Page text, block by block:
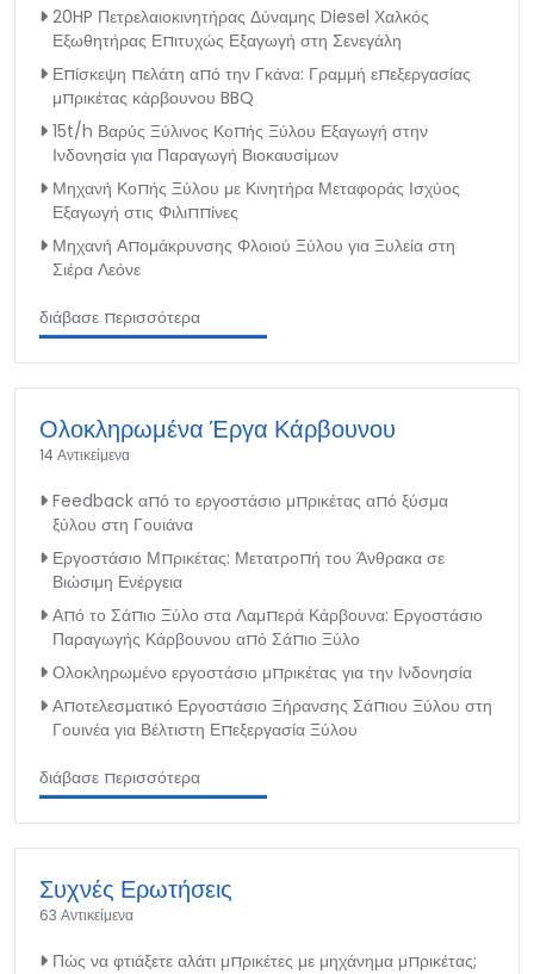
20HP Πετρελαιοκινητήρας Δύναμης Diesel Χαλκός
Εξωθητήρας Επιτυχώς Εξαγωγή στη Σενεγάλη
Επίσκεψη πελάτη από την Γκάνα: Γραμμή επεξεργασίας
μπρικέτας κάρβουνου BBQ
15t/h Βαρύς Ξύλινος Κοπής Ξύλου Εξαγωγή στην
Ινδονησία για Παραγωγή Βιοκαυσίμων
Μηχανή Κοπής Ξύλου με Κινητήρα Μεταφοράς Ισχύος
Εξαγωγή στις Φιλιππίνες
Μηχανή Απομάκρυνσης Φλοιού Ξύλου για Ξυλεία στη
Σιέρα Λεόνε
διάβασε περισσότερα
Ολοκληρωμένα Έργα Κάρβουνου
14 Αντικείμενα
Feedback από το εργοστάσιο μπρικέτας από ξύσμα
ξύλου στη Γουιάνα
Εργοστάσιο Μπρικέτας: Μετατροπή του Άνθρακα σε
Βιώσιμη Ενέργεια
Από το Σάπιο Ξύλο στα Λαμπερά Κάρβουνα: Εργοστάσιο
Παραγωγής Κάρβουνου από Σάπιο Ξύλο
Ολοκληρωμένο εργοστάσιο μπρικέτας για την Ινδονησία
Αποτελεσματικό Εργοστάσιο Ξήρανσης Σάπιου Ξύλου στη
Γουινέα για Βέλτιστη Επεξεργασία Ξύλου
διάβασε περισσότερα
Συχνές Ερωτήσεις
63 Αντικείμενα
Πώς να φτιάξετε αλάτι μπρικέτες με μηχάνημα μπρικέτας;